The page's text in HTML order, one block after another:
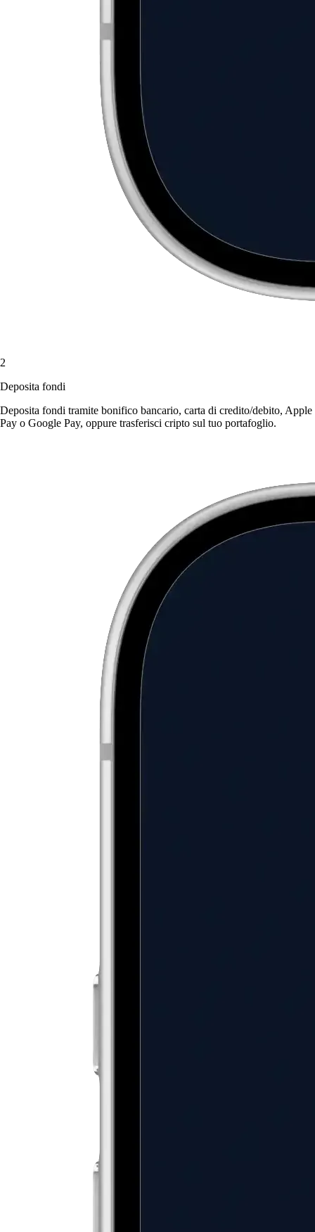
2
Deposita fondi
Deposita fondi tramite bonifico bancario, carta di credito/debito, Apple
Pay o Google Pay, oppure trasferisci cripto sul tuo portafoglio.